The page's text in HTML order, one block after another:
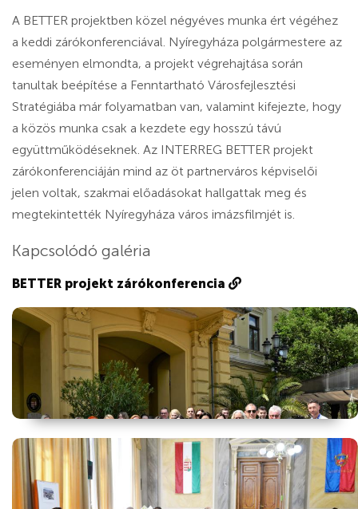
A BETTER projektben közel négyéves munka ért végéhez
a keddi zárókonferenciával. Nyíregyháza polgármestere az
eseményen elmondta, a projekt végrehajtása során
tanultak beépítése a Fenntartható Városfejlesztési
Stratégiába már folyamatban van, valamint kifejezte, hogy
a közös munka csak a kezdete egy hosszú távú
együttműködéseknek. Az INTERREG BETTER projekt
zárókonferenciáján mind az öt partnerváros képviselői
jelen voltak, szakmai előadásokat hallgattak meg és
megtekintették Nyíregyháza város imázsfilmjét is.
Kapcsolódó galéria
BETTER projekt zárókonferencia